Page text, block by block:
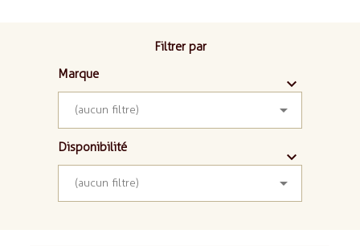
Filtrer par
Marque


(aucun filtre) 
Disponibilité


(aucun filtre) 